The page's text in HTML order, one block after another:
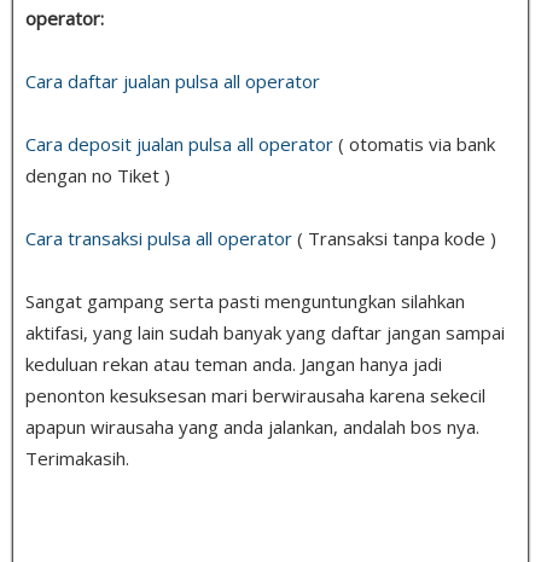
operator:
Cara daftar jualan pulsa all operator
Cara deposit jualan pulsa all operator ( otomatis via bank
dengan no Tiket )
Cara transaksi pulsa all operator ( Transaksi tanpa kode )
Sangat gampang serta pasti menguntungkan silahkan
aktifasi, yang lain sudah banyak yang daftar jangan sampai
keduluan rekan atau teman anda. Jangan hanya jadi
penonton kesuksesan mari berwirausaha karena sekecil
apapun wirausaha yang anda jalankan, andalah bos nya.
Terimakasih.